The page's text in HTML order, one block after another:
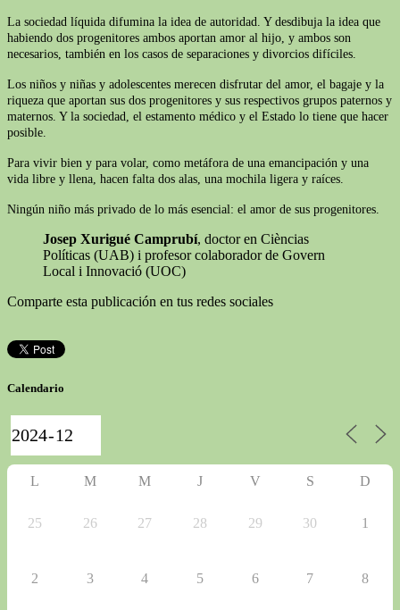
La sociedad líquida difumina la idea de autoridad. Y desdibuja la idea que
habiendo dos progenitores ambos aportan amor al hijo, y ambos son
necesarios, también en los casos de separaciones y divorcios difíciles.
Los niños y niñas y adolescentes merecen disfrutar del amor, el bagaje y la
riqueza que aportan sus dos progenitores y sus respectivos grupos paternos y
maternos. Y la sociedad, el estamento médico y el Estado lo tiene que hacer
posible.
Para vivir bien y para volar, como metáfora de una emancipación y una
vida libre y llena, hacen falta dos alas, una mochila ligera y raíces.
Ningún niño más privado de lo más esencial: el amor de sus progenitores.
Josep Xurigué Camprubí, doctor en Cièncias
Políticas (UAB) i profesor colaborador de Govern
Local i Innovació (UOC)
Comparte esta publicación en tus redes sociales
Calendario
L M M J V S D
25 26 27 28 29 30 1
2 3 4 5 6 7 8